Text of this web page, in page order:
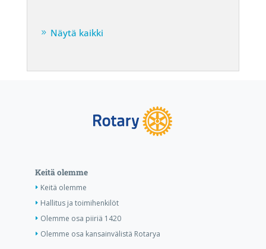
Näytä kaikki
Keitä olemme
Keitä olemme
Hallitus ja toimihenkilöt
Olemme osa piiriä 1420
Olemme osa kansainvälistä Rotarya